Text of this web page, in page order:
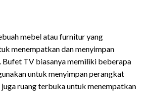
mebel atau furnitur yang
menempatkan dan menyimpan
TV biasanya memiliki beberapa
untuk menyimpan perangkat
ruang terbuka untuk menempatkan